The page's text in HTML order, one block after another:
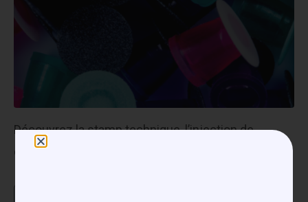
Découvrez la stamp technique, l’injection de
composites et composites bulk.